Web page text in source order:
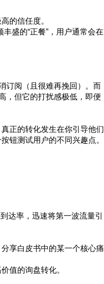
的信任度。
盛的“正餐”，用户通常会在
订阅（且很难再挽回）。而
，但它的打扰感极低，即便
正的转化发生在你引导他们
钮测试用户的不同兴趣点。
达率，迅速将第一波流量引
享白皮书中的某一个核心痛
值的询盘转化。